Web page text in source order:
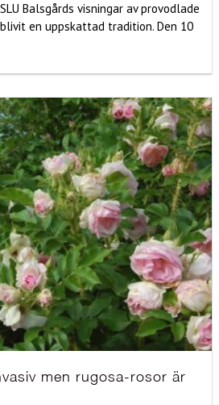
Balsgårds visningar av provodlade
en uppskattad tradition. Den 10
men rugosa-rosor är